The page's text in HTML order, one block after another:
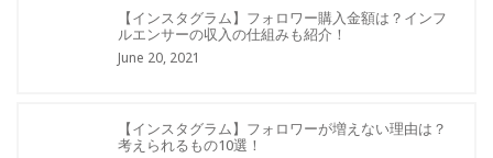
【インスタグラム】フォロワー購入金額は？インフ
ルエンサーの収入の仕組みも紹介！
June 20, 2021
【インスタグラム】フォロワーが増えない理由は？
考えられるもの10選！